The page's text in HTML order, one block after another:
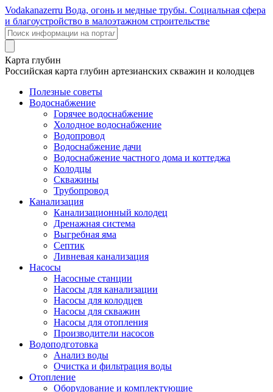
Vodakanazerru Вода, огонь и медные трубы. Социальная сфера
и благоустройство в малоэтажном строительстве
Карта глубин
Российская карта глубин артезианских скважин и колодцев
Полезные советы
Водоснабжение
Горячее водоснабжение
Холодное водоснабжение
Водопровод
Водоснабжение дачи
Водоснабжение частного дома и коттеджа
Колодцы
Скважины
Трубопровод
Канализация
Канализационный колодец
Дренажная система
Выгребная яма
Септик
Ливневая канализация
Насосы
Насосные станции
Насосы для канализации
Насосы для колодцев
Насосы для скважин
Насосы для отопления
Производители насосов
Водоподготовка
Анализ воды
Очистка и фильтрация воды
Отопление
Оборудование и комплектующие